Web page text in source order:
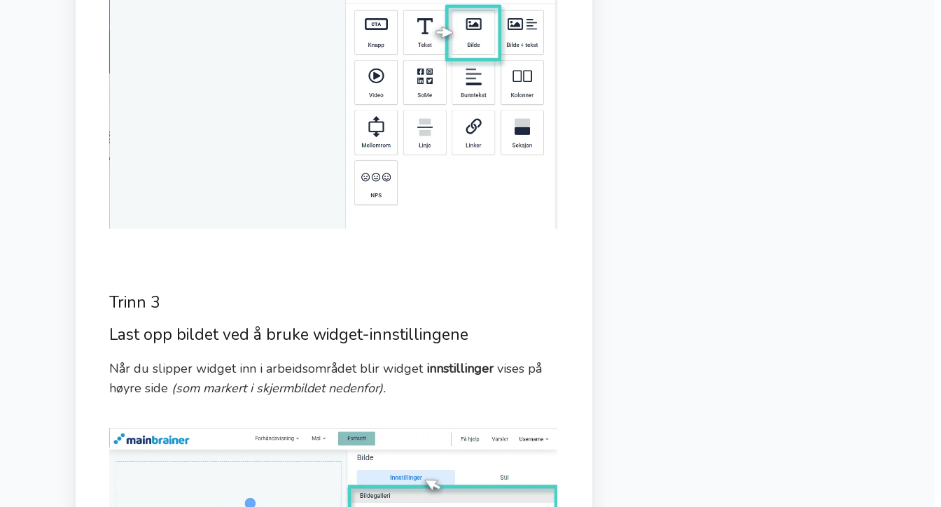
Trinn 3
Last opp bildet ved å bruke widget-innstillingene
Når du slipper widget inn i arbeidsområdet blir widget innstillingervises på
høyre side (som markert i skjermbildet nedenfor).